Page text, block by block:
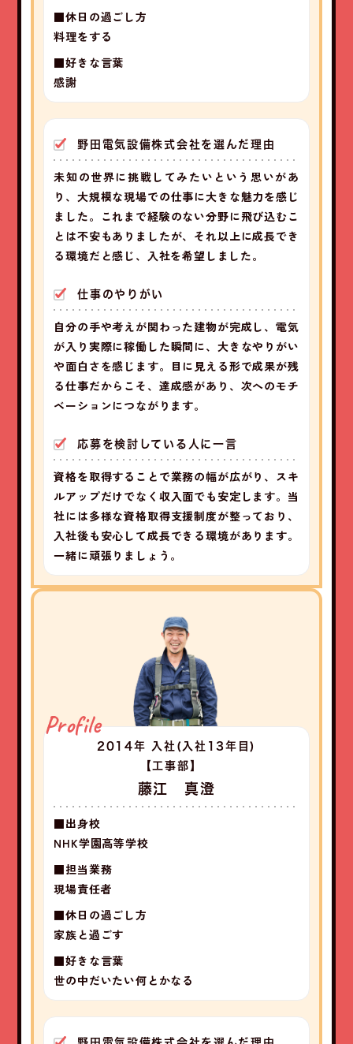
■休日の過ごし方
料理をする
■好きな言葉
感謝
野田電気設備株式会社を選んだ理由
未知の世界に挑戦してみたいという思いがあ
り、大規模な現場での仕事に大きな魅力を感じ
ました。これまで経験のない分野に飛び込むこ
とは不安もありましたが、それ以上に成長でき
る環境だと感じ、入社を希望しました。
仕事のやりがい
自分の手や考えが関わった建物が完成し、電気
が入り実際に稼働した瞬間に、大きなやりがい
や面白さを感じます。目に見える形で成果が残
る仕事だからこそ、達成感があり、次へのモチ
ベーションにつながります。
応募を検討している人に一言
資格を取得することで業務の幅が広がり、スキ
ルアップだけでなく収入面でも安定します。当
社には多様な資格取得支援制度が整っており、
入社後も安心して成長できる環境があります。
一緒に頑張りましょう。
Profile
2014年 入社 (入社13年目)
【工事部】
藤江 真澄
■出身校
NHK学園高等学校
■担当業務
現場責任者
■休日の過ごし方
家族と過ごす
■好きな言葉
世の中だいたい何とかなる